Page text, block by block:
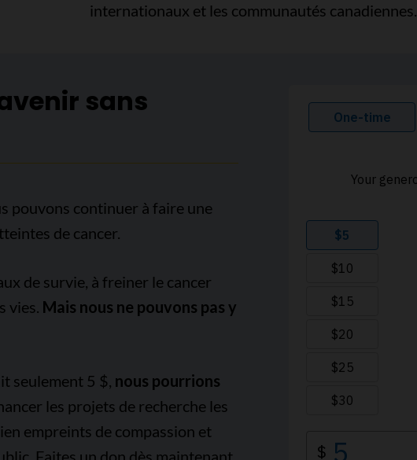
internationaux et les communautés canadiennes.
sans
pouvons continuer à faire une
de cancer.
de survie, à freiner le cancer
vies. Mais nous ne pouvons pas y
seulement 5 $, nous pourrions
les projets de recherche les
empreints de compassion et
Faites un don dès maintenant,